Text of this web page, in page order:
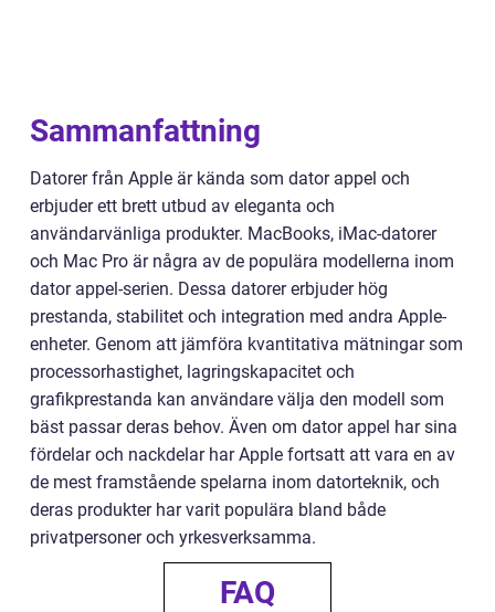
Sammanfattning
Datorer från Apple är kända som dator appel och
erbjuder ett brett utbud av eleganta och
användarvänliga produkter. MacBooks, iMac-datorer
och Mac Pro är några av de populära modellerna inom
dator appel-serien. Dessa datorer erbjuder hög
prestanda, stabilitet och integration med andra Apple-
enheter. Genom att jämföra kvantitativa mätningar som
processorhastighet, lagringskapacitet och
grafikprestanda kan användare välja den modell som
bäst passar deras behov. Även om dator appel har sina
fördelar och nackdelar har Apple fortsatt att vara en av
de mest framstående spelarna inom datorteknik, och
deras produkter har varit populära bland både
privatpersoner och yrkesverksamma.
FAQ